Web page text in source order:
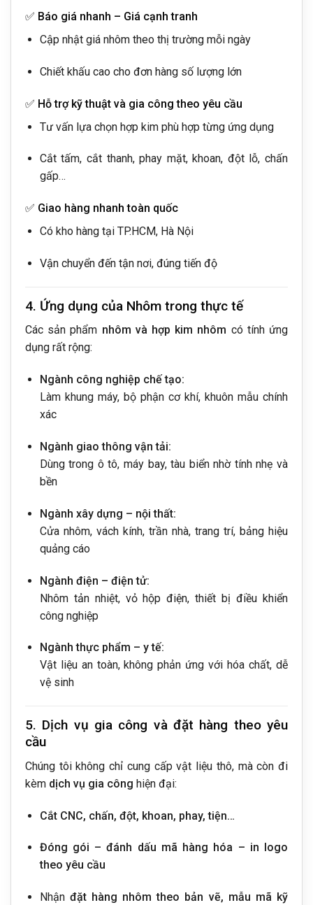
✅ Báo giá nhanh – Giá cạnh tranh
Cập nhật giá nhôm theo thị trường mỗi ngày
Chiết khấu cao cho đơn hàng số lượng lớn
✅ Hỗ trợ kỹ thuật và gia công theo yêu cầu
Tư vấn lựa chọn hợp kim phù hợp từng ứng dụng
Cắt tấm, cắt thanh, phay mặt, khoan, đột lỗ, chấn
gấp…
✅ Giao hàng nhanh toàn quốc
Có kho hàng tại TP.HCM, Hà Nội
Vận chuyển đến tận nơi, đúng tiến độ
4. Ứng dụng của Nhôm trong thực tế
Các sản phẩm nhôm và hợp kim nhôm có tính ứng
dụng rất rộng:
Ngành công nghiệp chế tạo:
Làm khung máy, bộ phận cơ khí, khuôn mẫu chính
xác
Ngành giao thông vận tải:
Dùng trong ô tô, máy bay, tàu biển nhờ tính nhẹ và
bền
Ngành xây dựng – nội thất:
Cửa nhôm, vách kính, trần nhà, trang trí, bảng hiệu
quảng cáo
Ngành điện – điện tử:
Nhôm tản nhiệt, vỏ hộp điện, thiết bị điều khiển
công nghiệp
Ngành thực phẩm – y tế:
Vật liệu an toàn, không phản ứng với hóa chất, dễ
vệ sinh
5. Dịch vụ gia công và đặt hàng theo yêu
cầu
Chúng tôi không chỉ cung cấp vật liệu thô, mà còn đi
kèm dịch vụ gia công hiện đại:
Cắt CNC, chấn, đột, khoan, phay, tiện…
Đóng gói – đánh dấu mã hàng hóa – in logo
theo yêu cầu
Nhận đặt hàng nhôm theo bản vẽ, mẫu mã kỹ